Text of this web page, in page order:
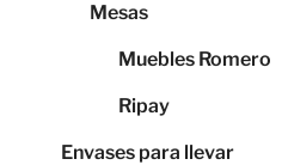
Mesas
Muebles Romero
Ripay
Envases para llevar